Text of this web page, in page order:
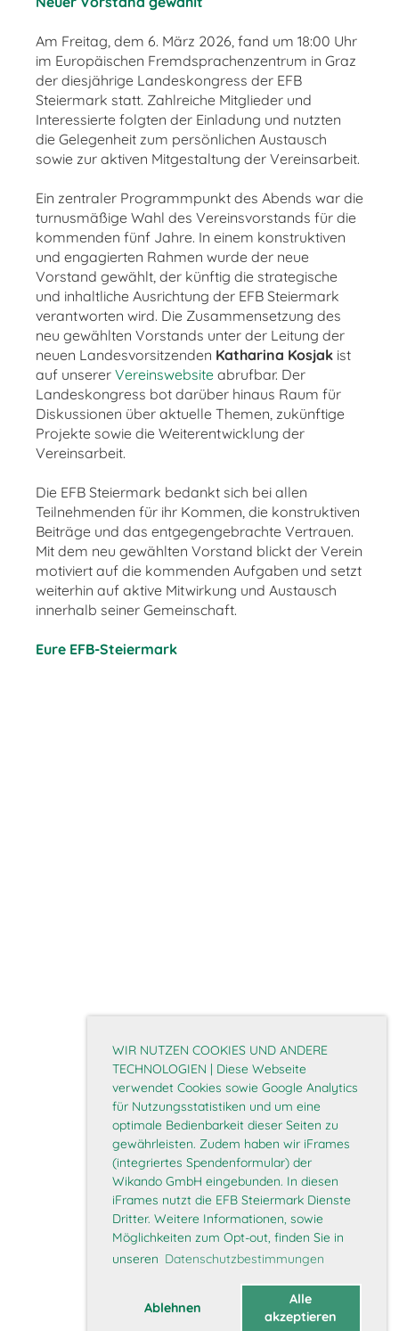
WIR NUTZEN COOKIES UND ANDERE
TECHNOLOGIEN | Diese Webseite
verwendet Cookies sowie Google Analytics
für Nutzungsstatistiken und um eine
optimale Bedienbarkeit dieser Seiten zu
gewährleisten. Zudem haben wir iFrames
(integriertes Spendenformular) der
Wikando GmbH eingebunden. In diesen
iFrames nutzt die EFB Steiermark Dienste
Dritter. Weitere Informationen, sowie
Möglichkeiten zum Opt-out, finden Sie in
unseren Datenschutzbestimmungen
Ablehnen
Alle
akzeptieren
Am Freitag, dem 6. März 2026, fand um 18:00 Uhr
im Europäischen Fremdsprachenzentrum in Graz
der diesjährige Landeskongress der EFB
Steiermark statt. Zahlreiche Mitglieder und
Interessierte folgten der Einladung und nutzten
die Gelegenheit zum persönlichen Austausch
sowie zur aktiven Mitgestaltung der Vereinsarbeit.
Ein zentraler Programmpunkt des Abends war die
turnusmäßige Wahl des Vereinsvorstands für die
kommenden fünf Jahre. In einem konstruktiven
und engagierten Rahmen wurde der neue
Vorstand gewählt, der künftig die strategische
und inhaltliche Ausrichtung der EFB Steiermark
verantworten wird. Die Zusammensetzung des
neu gewählten Vorstands unter der Leitung der
neuen Landesvorsitzenden Katharina Kosjak ist
auf unserer Vereinswebsite abrufbar. Der
Landeskongress bot darüber hinaus Raum für
Diskussionen über aktuelle Themen, zukünftige
Projekte sowie die Weiterentwicklung der
Vereinsarbeit.
Die EFB Steiermark bedankt sich bei allen
Teilnehmenden für ihr Kommen, die konstruktiven
Beiträge und das entgegengebrachte Vertrauen.
Mit dem neu gewählten Vorstand blickt der Verein
motiviert auf die kommenden Aufgaben und setzt
weiterhin auf aktive Mitwirkung und Austausch
innerhalb seiner Gemeinschaft.
Eure EFB-Steiermark